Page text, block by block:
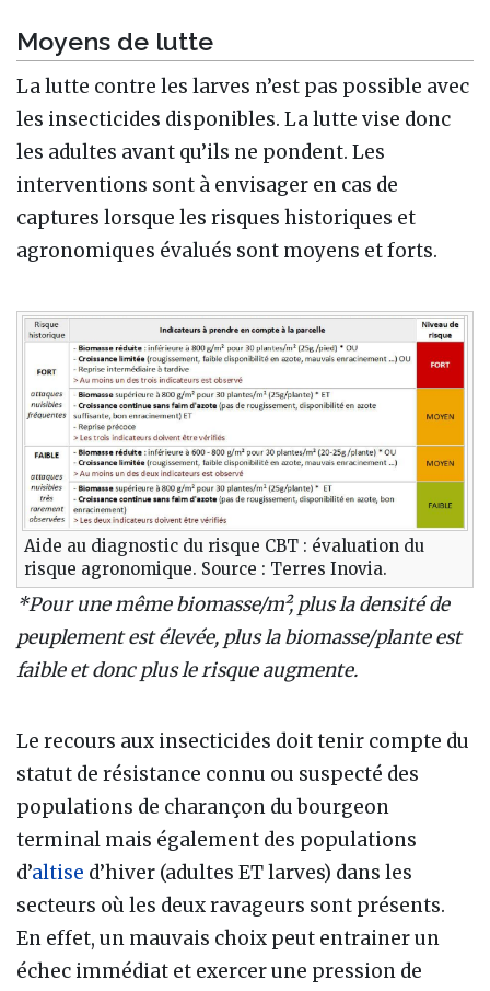
Moyens de lutte
La lutte contre les larves n’est pas possible avec
les insecticides disponibles. La lutte vise donc
les adultes avant qu’ils ne pondent. Les
interventions sont à envisager en cas de
captures lorsque les risques historiques et
agronomiques évalués sont moyens et forts.
Aide au diagnostic du risque CBT : évaluation du
risque agronomique. Source : Terres Inovia.
*Pour une même biomasse/m², plus la densité de
peuplement est élevée, plus la biomasse/plante est
faible et donc plus le risque augmente.
Le recours aux insecticides doit tenir compte du
statut de résistance connu ou suspecté des
populations de charançon du bourgeon
terminal mais également des populations
d’altise d’hiver (adultes ET larves) dans les
secteurs où les deux ravageurs sont présents.
En effet, un mauvais choix peut entrainer un
échec immédiat et exercer une pression de